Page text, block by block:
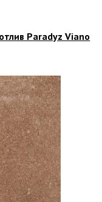
Paradyz Viano